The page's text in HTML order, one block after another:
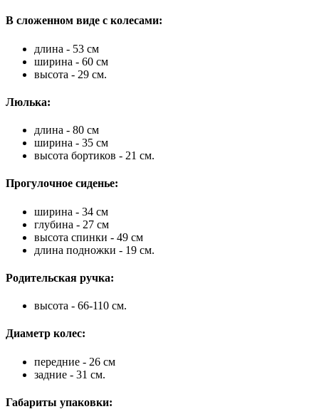
В сложенном виде с колесами:
длина - 53 см
ширина - 60 см
высота - 29 см.
Люлька:
длина - 80 см
ширина - 35 см
высота бортиков - 21 см.
Прогулочное сиденье:
ширина - 34 см
глубина - 27 см
высота спинки - 49 см
длина подножки - 19 см.
Родительская ручка:
высота - 66-110 см.
Диаметр колес:
передние - 26 см
задние - 31 см.
Габариты упаковки: